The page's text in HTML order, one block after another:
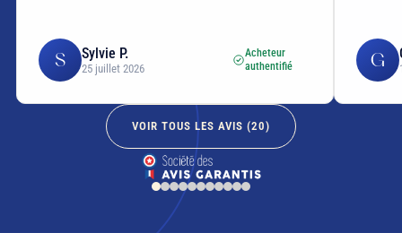
S Sylvie P.
25 juillet 2026
Acheteur
authentifié
G
VOIR TOUS LES AVIS (20)